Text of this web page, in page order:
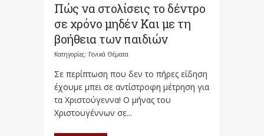
Πώς να στολίσεις το δέντρο
σε χρόνο μηδέν Και με τη
βοήθεια των παιδιών
Κατηγορίες: Γενικά Θέματα
Σε περίπτωση που δεν το πήρες είδηση
έχουμε μπει σε αντίστροφη μέτρηση για
τα Χριστούγεννα! Ο μήνας του
Χριστουγέννων σε...